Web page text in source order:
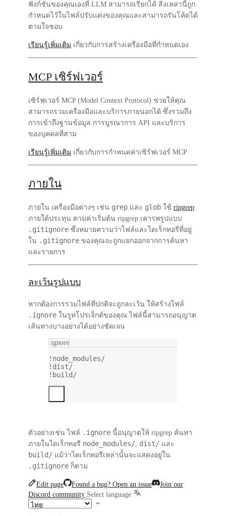
ฟังก์ชันของคุณเองที่ LLM สามารถเรียกได้ สิ่งเหล่านี้ถูก
กำหนดไว้ในไฟล์ปรับแต่งของคุณและสามารถรันโค้ดได้
ตามใจชอบ
เรียนรู้เพิ่มเติม เกี่ยวกับการสร้างเครื่องมือที่กำหนดเอง
MCP เซิร์ฟเวอร์
เซิร์ฟเวอร์ MCP (Model Context Protocol) ช่วยให้คุณ
สามารถรวมเครื่องมือและบริการภายนอกได้ ซึ่งรวมถึง
การเข้าถึงฐานข้อมูล การบูรณาการ API และบริการ
ของบุคคลที่สาม
เรียนรู้เพิ่มเติม เกี่ยวกับการกำหนดค่าเซิร์ฟเวอร์ MCP
ภายใน
ภายใน เครื่องมือต่างๆ เช่น grep และ glob ใช้ ripgrep
ภายใต้ประทุน ตามค่าเริ่มต้น ripgrep เคารพรูปแบบ
.gitignore ซึ่งหมายความว่าไฟล์และไดเร็กทอรีที่อยู่
ใน .gitignore ของคุณจะถูกแยกออกจากการค้นหา
และรายการ
ละเว้นรูปแบบ
หากต้องการรวมไฟล์ที่ปกติจะถูกละเว้น ให้สร้างไฟล์
.ignore ในรูทโปรเจ็กต์ของคุณ ไฟล์นี้สามารถอนุญาต
เส้นทางบางอย่างได้อย่างชัดเจน
.ignore
!node_modules/
!dist/
!build/
ตัวอย่างเช่น ไฟล์ .ignore นี้อนุญาตให้ ripgrep ค้นหา
ภายในไดเร็กทอรี node_modules/, dist/ และ
build/ แม้ว่าไดเร็กทอรีเหล่านั้นจะแสดงอยู่ใน
.gitignore ก็ตาม
Edit page Found a bug? Open an issue
Join our
Discord community Select language